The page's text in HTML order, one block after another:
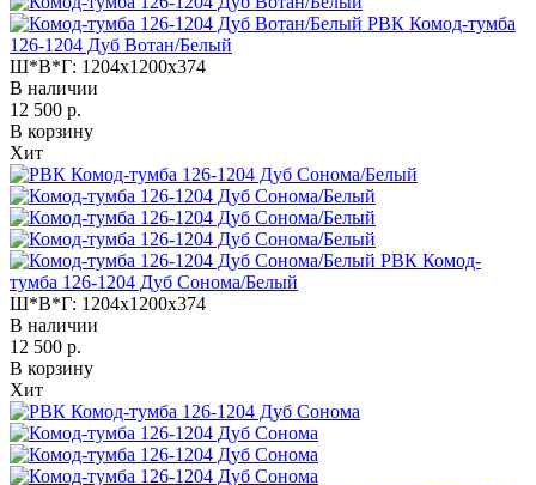
РВК Комод-тумба
126-1204 Дуб Вотан/Белый
Ш*В*Г: 1204x1200x374
В наличии
12 500 р.
В корзину
Хит
РВК Комод-
тумба 126-1204 Дуб Сонома/Белый
Ш*В*Г: 1204x1200x374
В наличии
12 500 р.
В корзину
Хит